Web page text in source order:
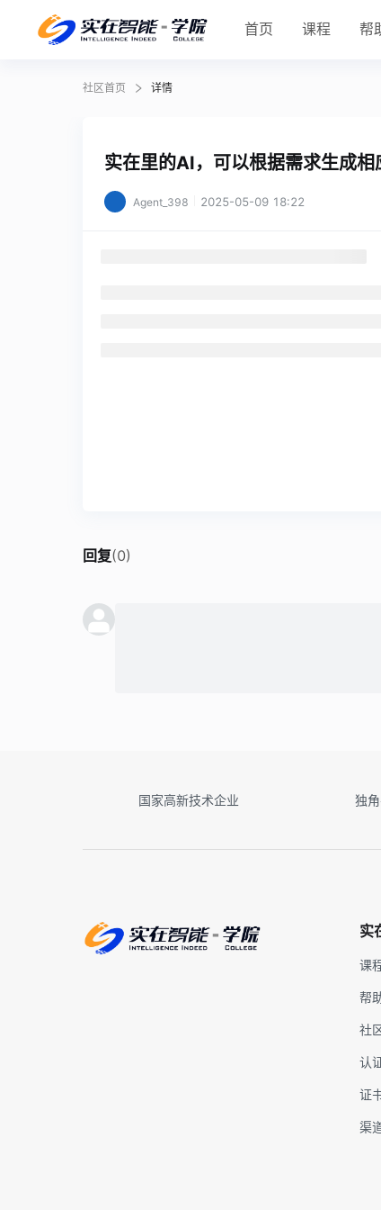
首页 课程 帮
社区首页 详情
实在里的AI，可以根据需求生成相
Agent_398 2025-05-09 18:22
回复(0)
国家高新技术企业 独
实
课
帮
社
认
证
渠